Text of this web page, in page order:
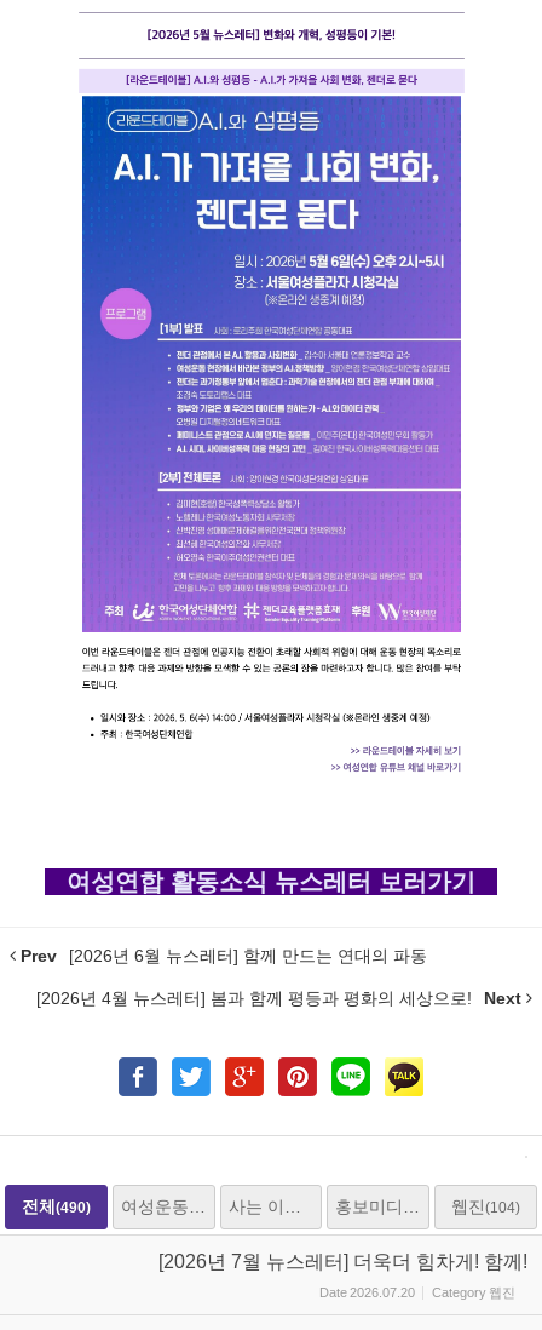
여성연합 활동소식 뉴스레터 보러가기
Prev [2026년 6월 뉴스레터] 함께 만드는 연대의 파동
[2026년 4월 뉴스레터] 봄과 함께 평등과 평화의 세상으로! Next
전체 (490) 여성운동 사는 이야기 (153) 홍보미디어 웹진(104)
[2026년 7월 뉴스레터] 더욱더 힘차게! 함께!
Date2026.07.20 Category 웹진